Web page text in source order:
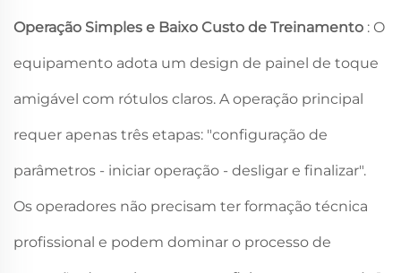
Operação Simples e Baixo Custo de Treinamento : O
equipamento adota um design de painel de toque
amigável com rótulos claros. A operação principal
requer apenas três etapas: "configuração de
parâmetros - iniciar operação - desligar e finalizar".
Os operadores não precisam ter formação técnica
profissional e podem dominar o processo de